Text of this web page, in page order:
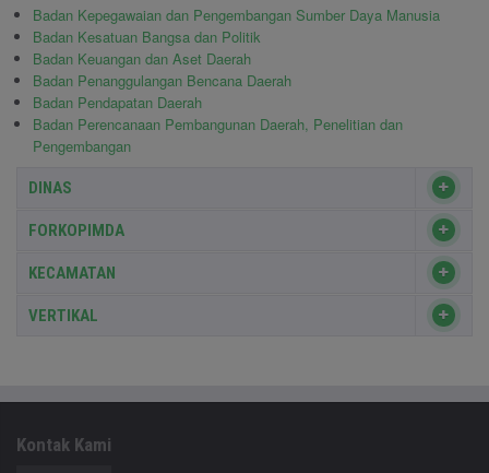
Badan Kepegawaian dan Pengembangan Sumber Daya Manusia
Badan Kesatuan Bangsa dan Politik
Badan Keuangan dan Aset Daerah
Badan Penanggulangan Bencana Daerah
Badan Pendapatan Daerah
Badan Perencanaan Pembangunan Daerah, Penelitian dan
Pengembangan
DINAS
FORKOPIMDA
KECAMATAN
VERTIKAL
Kontak Kami